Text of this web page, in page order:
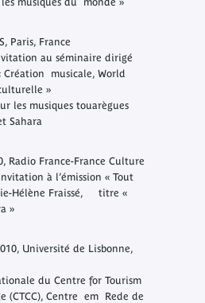
Paris, France
au séminaire dirigé
Création musicale, World
»
les musiques touarègues
Sahara
Radio France-France Culture
à l’émission « Tout
Hélène Fraissé, titre «
»
Université de Lisbonne,
du Centre for Tourism
(CTCC), Centre em Rede de